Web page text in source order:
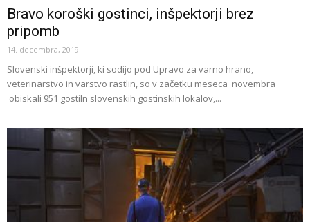
Bravo koroški gostinci, inšpektorji brez
pripomb
14. decembra, 2019
Slovenski inšpektorji, ki sodijo pod Upravo za varno hrano,
veterinarstvo in varstvo rastlin, so v začetku meseca novembra
obiskali 951 gostiln slovenskih gostinskih lokalov,...